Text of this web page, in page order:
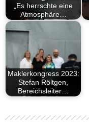
„Es herrschte eine
Atmosphäre…
Maklerkongress 2023:
Stefan Röltgen,
Bereichsleiter…